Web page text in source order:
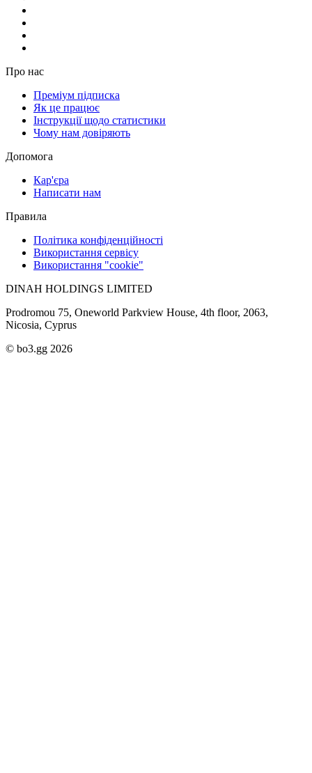
Про нас
Преміум підписка
Як це працює
Інструкції щодо статистики
Чому нам довіряють
Допомога
Кар'єра
Написати нам
Правила
Політика конфіденційності
Використання сервісу
Використання "cookie"
DINAH HOLDINGS LIMITED
Prodromou 75, Oneworld Parkview House, 4th floor, 2063,
Nicosia, Cyprus
© bo3.gg 2026